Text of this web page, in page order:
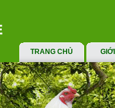
TRANG CHỦ